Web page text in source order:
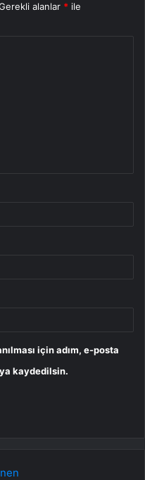
alanlar * ile
için adım, e-posta
kaydedilsin.